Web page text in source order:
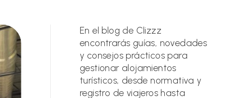
En el blog de Clizzz
encontrarás guías, novedades
y consejos prácticos para
gestionar alojamientos
turísticos, desde normativa y
registro de viajeros hasta